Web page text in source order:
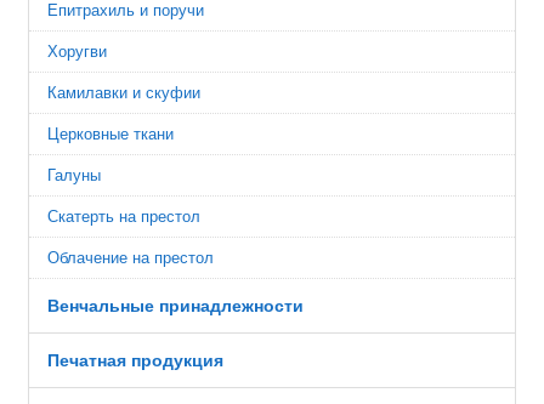
Епитрахиль и поручи
Хоругви
Камилавки и скуфии
Церковные ткани
Галуны
Скатерть на престол
Облачение на престол
Венчальные принадлежности
Печатная продукция